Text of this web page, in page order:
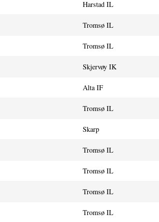
Harstad IL
Tromsø IL
Tromsø IL
Skjervøy IK
Alta IF
Tromsø IL
Skarp
Tromsø IL
Tromsø IL
Tromsø IL
Tromsø IL